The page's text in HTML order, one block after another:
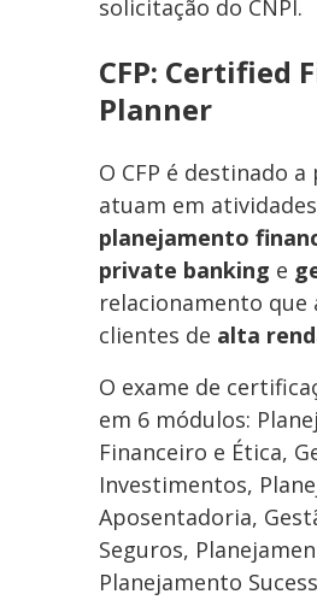
solicitação do CNPI.
CFP: Certified
Planner
O CFP é destinado
atuam em
planejamento
private banking e
relacionamento que
clientes de alta
O exame de
em 6 módulos:
Financeiro e Ética,
Investimentos,
Aposentadoria,
Seguros,
Planejamento